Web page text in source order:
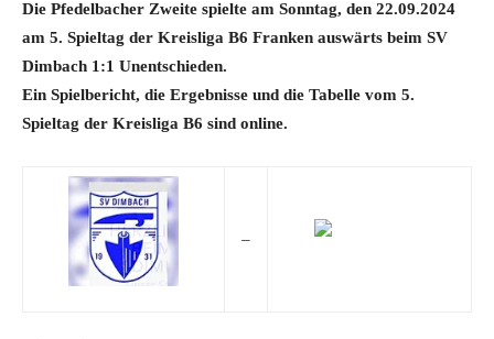
Die Pfedelbacher Zweite spielte am Sonntag, den 22.09.2024
am 5. Spieltag der Kreisliga B6 Franken auswärts beim SV
Dimbach 1:1 Unentschieden.
Ein Spielbericht, die Ergebnisse und die Tabelle vom 5.
Spieltag der Kreisliga B6 sind online.
–